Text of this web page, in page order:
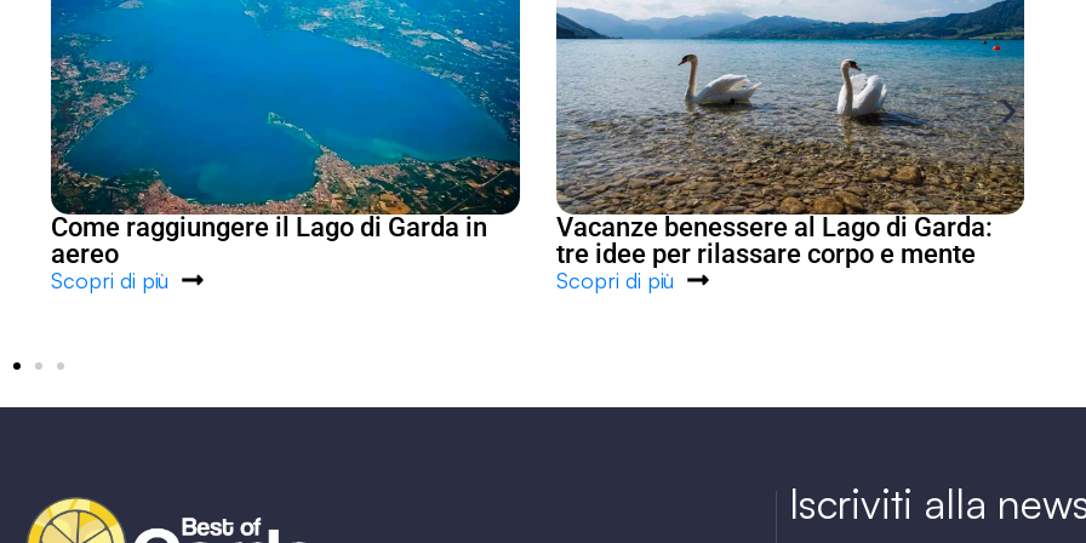
Come raggiungere il Lago di Garda in
aereo
Scopri di più
Vacanze benessere al Lago di Garda:
tre idee per rilassare corpo e mente
Scopri di più
Iscriviti alla